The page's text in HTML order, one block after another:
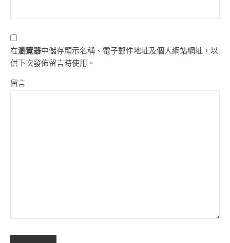
在瀏覽器中儲存顯示名稱、電子郵件地址及個人網站網址，以
供下次發佈留言時使用。
留言